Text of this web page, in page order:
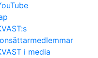
i media